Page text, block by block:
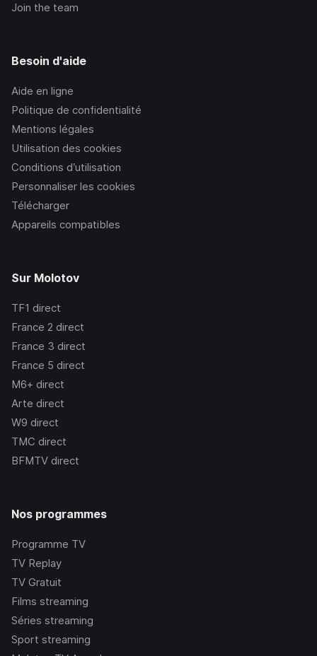
Join the team
Besoin d'aide
Aide en ligne
Politique de confidentialité
Mentions légales
Utilisation des cookies
Conditions d’utilisation
Personnaliser les cookies
Télécharger
Appareils compatibles
Sur Molotov
TF1 direct
France 2 direct
France 3 direct
France 5 direct
M6+ direct
Arte direct
W9 direct
TMC direct
BFMTV direct
Nos programmes
Programme TV
TV Replay
TV Gratuit
Films streaming
Séries streaming
Sport streaming